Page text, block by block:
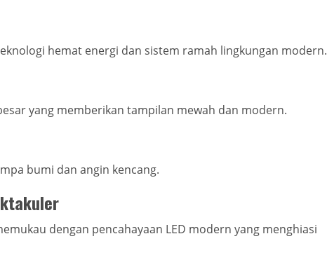
hemat energi dan sistem ramah lingkungan modern.
yang memberikan tampilan mewah dan modern.
bumi dan angin kencang.
dengan pencahayaan LED modern yang menghiasi